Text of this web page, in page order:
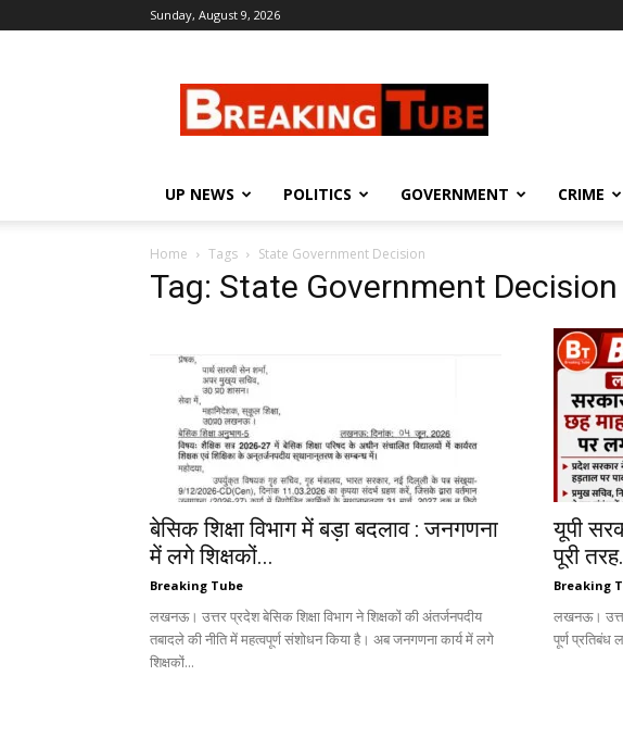
Sunday, August 9, 2026
UP NEWS POLITICS GOVERNMENT CRIME
Home Tags State Government Decision
Tag: State Government Decision
बेसिक शिक्षा विभाग में बड़ा बदलाव : जनगणना
में लगे शिक्षकों...
Breaking Tube
लखनऊ। उत्तर प्रदेश बेसिक शिक्षा विभाग ने शिक्षकों की अंतर्जनपदीय
तबादले की नीति में महत्वपूर्ण संशोधन किया है। अब जनगणना कार्य में लगे
शिक्षकों...
यूपी
पूरी
Breaking
लखनऊ।
पूर्ण प्रतिबंध